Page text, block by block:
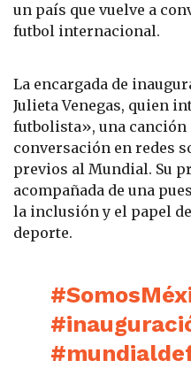
un país que vuelve a
futbol internacional.
La encargada de
Julieta Venegas, quien
futbolista», una canción
conversación en redes
previos al Mundial. Su
acompañada de una
la inclusión y el papel
deporte.